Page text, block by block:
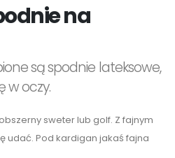
na
są spodnie lateksowe,
w oczy.
sweter lub golf. Z fajnym
udać. Pod kardigan jakaś fajna